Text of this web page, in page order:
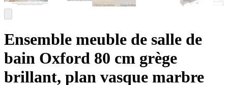
Ensemble meuble de salle de
bain Oxford 80 cm grège
brillant, plan vasque marbre